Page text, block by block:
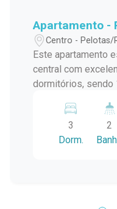
Apartamento -
Centro - Pelotas/
Este apartamento
central com
dormitórios, sendo
social,
este imóvel
comodidade que
3
Dorm.
2